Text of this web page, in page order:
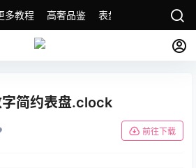
多教程 高奢品鉴 表盘精选 名表故事
简约表盘.clock
前往下载